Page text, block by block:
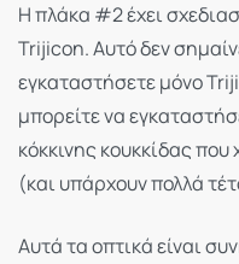
Η πλάκα #2 έχει
Trijicon. Αυτό δεν
εγκαταστήσετε μόνο
μπορείτε να
κόκκινης κουκκίδας
(και υπάρχουν πολλά
Αυτά τα οπτικά είναι